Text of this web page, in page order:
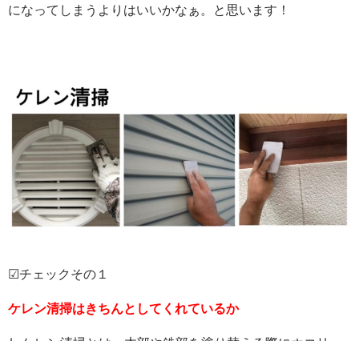
になってしまうよりはいいかなぁ。と思います！
☑チェックその１
ケレン清掃はきちんとしてくれているか